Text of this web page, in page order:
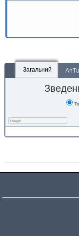
Загальний